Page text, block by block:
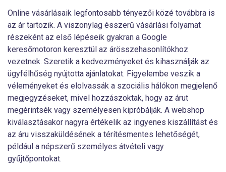
Online vásárlásaik legfontosabb tényezői közé továbbra is
az ár tartozik. A viszonylag ésszerű vásárlási folyamat
részeként az első lépéseik gyakran a Google
keresőmotoron keresztül az árösszehasonlítókhoz
vezetnek. Szeretik a kedvezményeket és kihasználják az
ügyfélhűség nyújtotta ajánlatokat. Figyelembe veszik a
véleményeket és elolvassák a szociális hálókon megjelenő
megjegyzéseket, mivel hozzászoktak, hogy az árut
megérintsék vagy személyesen kipróbálják. A webshop
kiválasztásakor nagyra értékelik az ingyenes kiszállítást és
az áru visszaküldésének a térítésmentes lehetőségét,
például a népszerű személyes átvételi vagy
gyűjtőpontokat.